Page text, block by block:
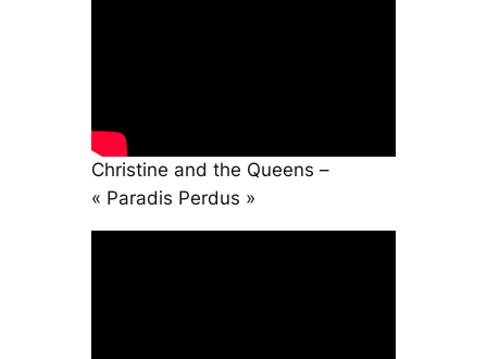
Christine and the Queens –
« Paradis Perdus »